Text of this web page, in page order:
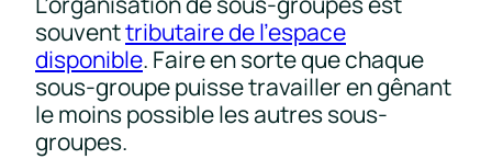
souventtributaire de l’espace
disponible. Faire en sorte que chaque
sous-groupe puisse travailler en gênant
le moins possible les autres sous-
groupes.